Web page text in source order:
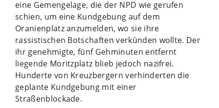
eine Gemengelage, die der NPD wie gerufen
schien, um eine Kundgebung auf dem
Oranienplatz anzumelden, wo sie ihre
rassistischen Botschaften verkünden wollte. Der
ihr genehmigte, fünf Gehminuten entfernt
liegende Moritzplatz blieb jedoch nazifrei.
Hunderte von Kreuzbergern verhinderten die
geplante Kundgebung mit einer
Straßenblockade.